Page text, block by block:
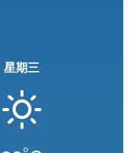
星期三